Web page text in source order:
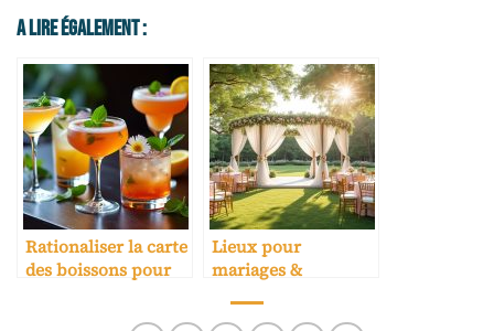
A Lire Également :
Rationaliser la carte
des boissons pour
Lieux pour
mariages &
sélection experte